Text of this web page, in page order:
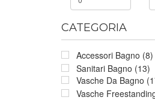
CATEGORIA
Accessori Bagno (8)
Sanitari Bagno (13)
Vasche Da Bagno
Vasche